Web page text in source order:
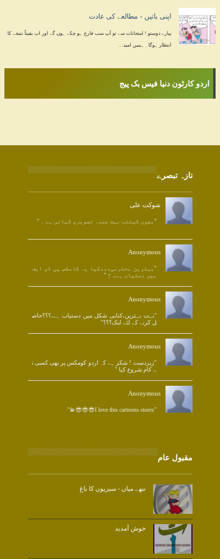
اپنی باتیں - مطالعے کی عادت
پیارے دوستو ! امتحانات سے تو آپ سب فارغ ہو چکے ہوں گے اور اب یقیناً نتیجے کا
انتظار ہوگا۔ ہمیں امید…
اردو کارٹون دنیا فیس بک پیج
تازہ تبصرے
شوکت علی
"بچوں کیلئے بہت عمدہ تصویری کہانی ہے ۔ "
Anonymous
"بہترین محترمی،،،کیا یہ کامکس پی ڈی ایف
میں دستیاب ہے، ؟ "
Anonymous
"بہت بہترین،کتابی شکل میں دستیاب ہے،؟؟؟حاص
ل کرنے کے لئے لنک؟؟؟"
Anonymous
"زبردست ! شکر ہے کہ اردو کومکس پر بھی کسی ن
ے کام شروع کیا "
Anonymous
"I love this cartoons stores😎😎😎💫"
مقبول عام
ننھے میاں - سبزیوں کا باغ
خوش آمدید